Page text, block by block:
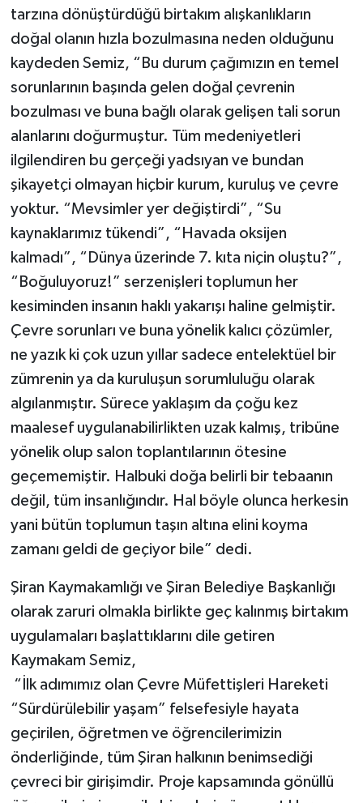
tarzına dönüştürdüğü birtakım alışkanlıkların
doğal olanın hızla bozulmasına neden olduğunu
kaydeden Semiz, “Bu durum çağımızın en temel
sorunlarının başında gelen doğal çevrenin
bozulması ve buna bağlı olarak gelişen tali sorun
alanlarını doğurmuştur. Tüm medeniyetleri
ilgilendiren bu gerçeği yadsıyan ve bundan
şikayetçi olmayan hiçbir kurum, kuruluş ve çevre
yoktur. “Mevsimler yer değiştirdi”, “Su
kaynaklarımız tükendi”, “Havada oksijen
kalmadı”, “Dünya üzerinde 7. kıta niçin oluştu?”,
“Boğuluyoruz!” serzenişleri toplumun her
kesiminden insanın haklı yakarışı haline gelmiştir.
Çevre sorunları ve buna yönelik kalıcı çözümler,
ne yazık ki çok uzun yıllar sadece entelektüel bir
zümrenin ya da kuruluşun sorumluluğu olarak
algılanmıştır. Sürece yaklaşım da çoğu kez
maalesef uygulanabilirlikten uzak kalmış, tribüne
yönelik olup salon toplantılarının ötesine
geçememiştir. Halbuki doğa belirli bir tebaanın
değil, tüm insanlığındır. Hal böyle olunca herkesin
yani bütün toplumun taşın altına elini koyma
zamanı geldi de geçiyor bile” dedi.
Şiran Kaymakamlığı ve Şiran Belediye Başkanlığı
olarak zaruri olmakla birlikte geç kalınmış birtakım
uygulamaları başlattıklarını dile getiren
Kaymakam Semiz,
“İlk adımımız olan Çevre Müfettişleri Hareketi
“Sürdürülebilir yaşam” felsefesiyle hayata
geçirilen, öğretmen ve öğrencilerimizin
önderliğinde, tüm Şiran halkının benimsediği
çevreci bir girişimdir. Proje kapsamında gönüllü